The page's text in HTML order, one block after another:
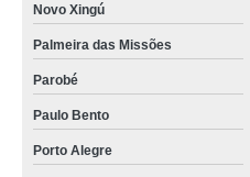
Novo Xingú
Palmeira das Missões
Parobé
Paulo Bento
Porto Alegre